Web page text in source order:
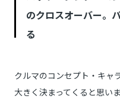
のクロスオーバー。
る
クルマのコンセプト・キャ
大きく決まってくると思い